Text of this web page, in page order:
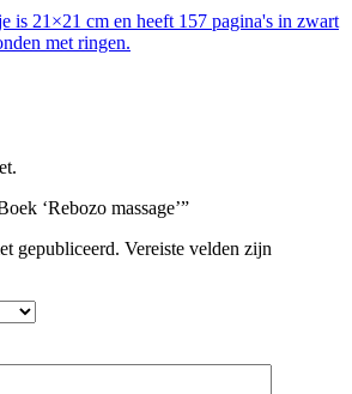
is 21×21 cm en heeft 157 pagina's in zwart
met ringen.
‘Rebozo massage’”
gepubliceerd. Vereiste velden zijn